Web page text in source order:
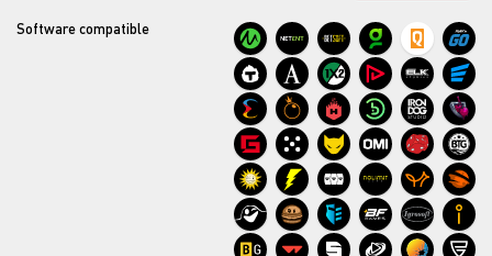
Software compatible